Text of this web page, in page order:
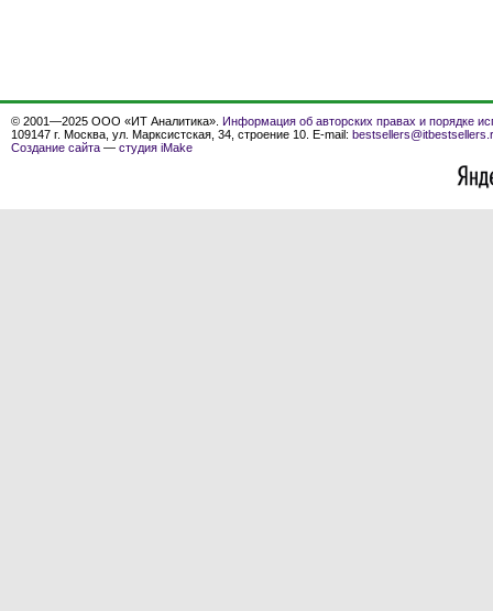
© 2001—2025 ООО «ИТ Аналитика». Информация об авторских правах и порядке
109147 г. Москва, ул. Марксистская, 34, строение 10. E-mail:
Создание сайта — студия iMake